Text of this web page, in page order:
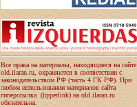
Все права на материалы, находящиеся на сайте
old.ilaran.ru, охраняются в соответствии с
законодательством РФ (часть 4 ГК РФ). При
любом использовании материалов сайта
гиперссылка (hyperlink) на old.ilaran.ru
обязательна.